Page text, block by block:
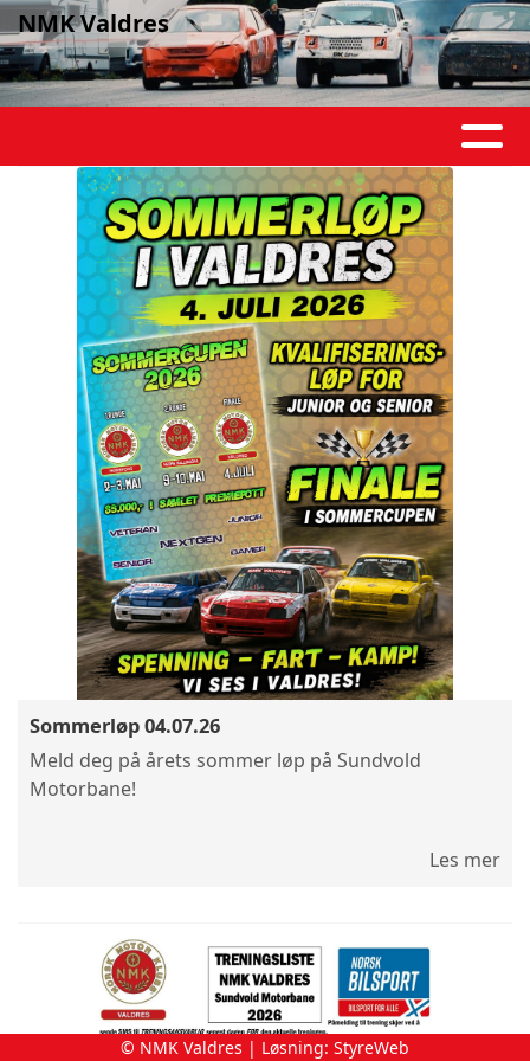
NMK Valdres
Sommerløp 04.07.26
Meld deg på årets sommer løp på Sundvold
Motorbane!
Les mer
© NMK Valdres | Løsning: StyreWeb